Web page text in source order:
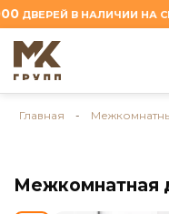
В НАЛИЧИИ НА
Главная -
Межкомнатная